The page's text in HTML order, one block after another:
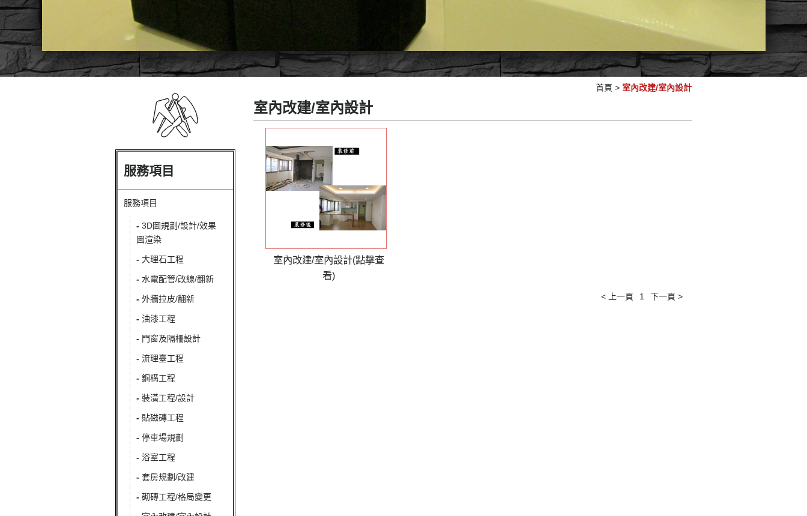
服務項目
服務項目
- 3D圖規劃/設計/效果
圖渲染
- 大理石工程
- 水電配管/改線/翻新
- 外牆拉皮/翻新
- 油漆工程
- 門窗及隔柵設計
- 流理臺工程
- 鋼構工程
- 裝潢工程/設計
- 貼磁磚工程
- 停車場規劃
- 浴室工程
- 套房規劃/改建
- 砌磚工程/格局變更
首頁 > 室內改建/室內設計
室內改建/室內設計
室內改建/室內設計(點擊查
看)
< 上一頁 1 下一頁 >